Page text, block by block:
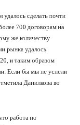
удалось сделать почти
700 договорам на
же количеству
рынка удалось
и таким образом
Если бы мы не успели
Данилкова во
работа по